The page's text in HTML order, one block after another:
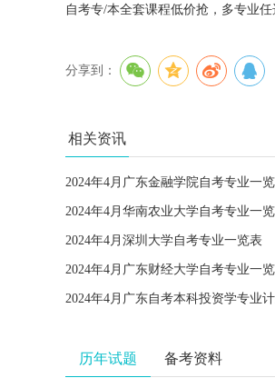
自考专/本全套课程低价抢，多专业
分享到：
相关资讯
2024年4月广东金融学院自考专业一
2024年4月华南农业大学自考专业一
2024年4月深圳大学自考专业一览表
2024年4月广东财经大学自考专业一
2024年4月广东自考本科投资学专业计
历年试题 备考资料